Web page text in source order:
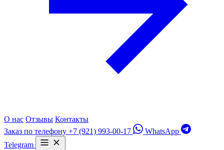
О нас Отзывы Контакты
Заказ по телефону +7 (921) 993-00-17
WhatsApp
Telegram